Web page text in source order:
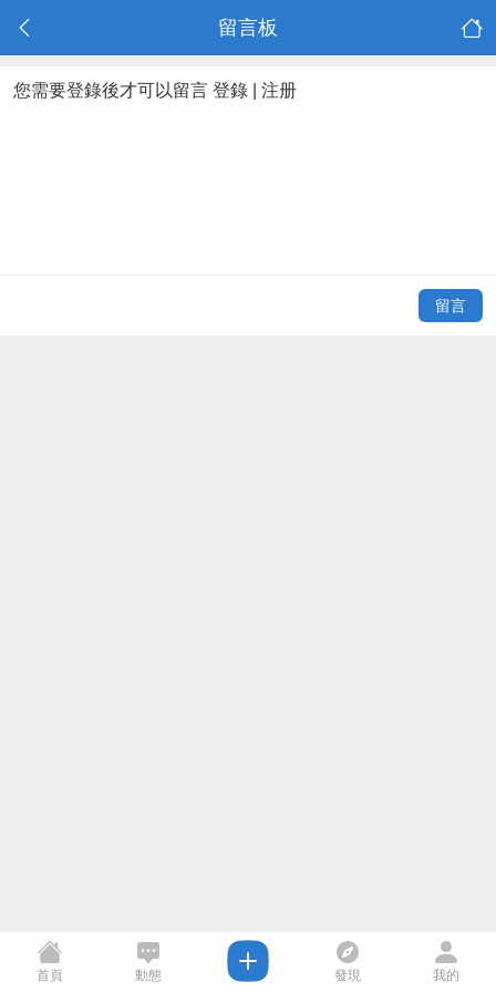
留言板
您需要登錄後才可以留言 登錄 注册
留言
首頁 動態 發現 我的